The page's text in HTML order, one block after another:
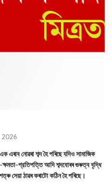
2026
নোৱৰা শব্দ হৈ পৰিছে যদিও সামাজিক
প্রতিপত্তি আদি শব্দবোৰৰ গুৰুত্ব বৃদ্ধি
সেয়া ঠাৱৰ কৰাটো কঠিন হৈ পৰিছে।